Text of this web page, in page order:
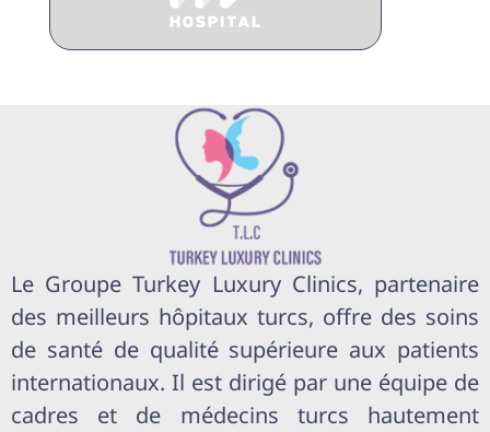
Le Groupe Turkey Luxury Clinics, partenaire
des meilleurs hôpitaux turcs, offre des soins
de santé de qualité supérieure aux patients
internationaux. Il est dirigé par une équipe de
cadres et de médecins turcs hautement